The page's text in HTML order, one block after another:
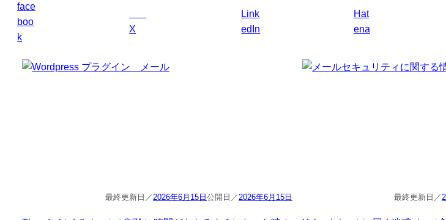
face
boo
k
X
Link
edIn
Hat
ena
2026年6月15日 2026年6月15日